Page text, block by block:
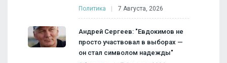
Политика 7 Августа, 2026
Андрей Сергеев: "Евдокимов не
просто участвовал в выборах —
он стал символом надежды"